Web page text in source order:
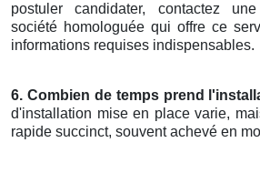
postuler candidater, contactez
société homologuée qui offre ce
informations requises indispensables.
6. Combien de temps prend
d'installation mise en place varie,
rapide succinct, souvent achevé en